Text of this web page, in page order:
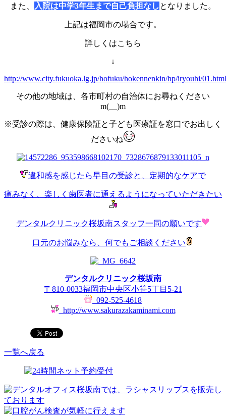
また、 入院は中学3年生まで自己負担なし となりました。
上記は福岡市の場合です。
詳しくはこちら
↓
http://www.city.fukuoka.lg.jp/hofuku/hokennenkin/hp/iryouhi/01.html
その他の地域は、各市町村の自治体にお尋ねください
m(__)m
※受診の際は、健康保険証と子ども医療証を窓口でお出しく
ださいね
違和感を感じたら早目の受診と、定期的なケアで
痛みなく、楽しく歯医者に通えるようになっていただきたい
デンタルクリニック桜坂南スタッフ一同の願いです
口元のお悩みなら、何でもご相談ください
デンタルクリニック桜坂南
〒810-0033福岡市中央区小笹5丁目5-21
092-525-4618
http://www.sakurazakaminami.com
一覧へ戻る